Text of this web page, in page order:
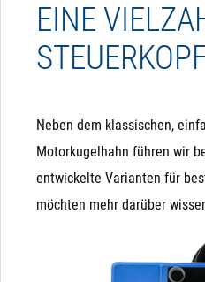
EINE
Neben dem klassischen,
Motorkugelhahn führen wir
entwickelte Varianten für
möchten mehr darüber